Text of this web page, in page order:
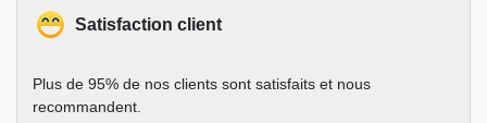
Satisfaction client
Plus de 95% de nos clients sont satisfaits et nous
recommandent.